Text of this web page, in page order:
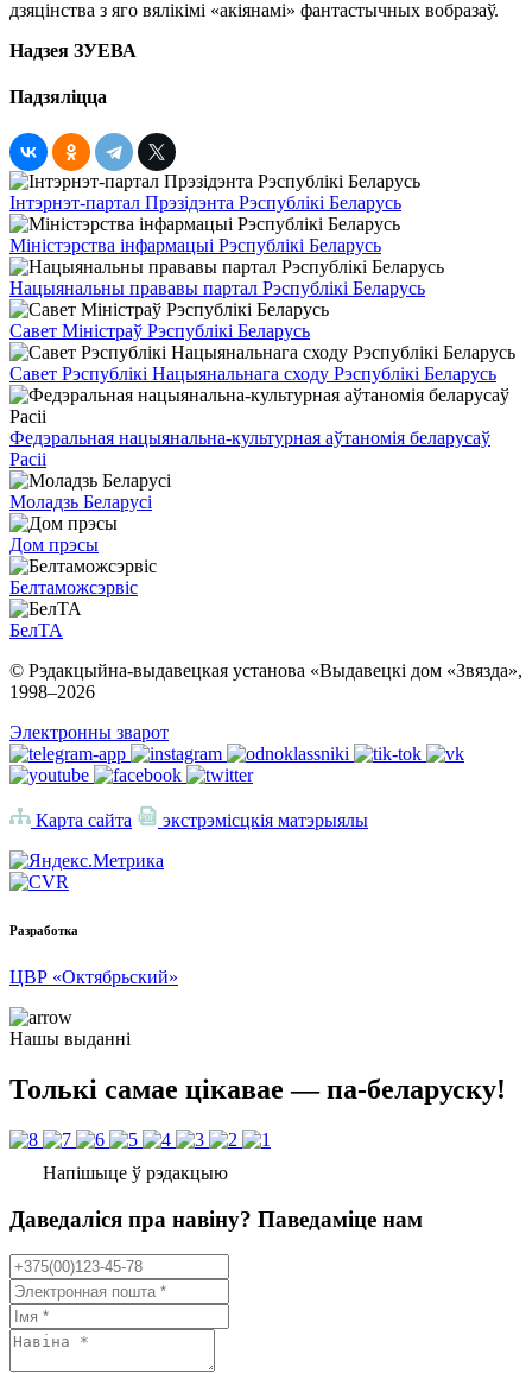
дзяцінства з яго вялікімі «акіянамі» фантастычных вобразаў.
Надзея ЗУЕВА
Падзяліцца
Інтэрнэт-партал Прэзідэнта Рэспублікі Беларусь
Міністэрства інфармацыі Рэспублікі Беларусь
Нацыянальны прававы партал Рэспублікі Беларусь
Савет Міністраў Рэспублікі Беларусь
Савет Рэспублікі Нацыянальнага сходу Рэспублікі Беларусь
Федэральная нацыянальна-культурная аўтаномія беларусаў
Расіі
Моладзь Беларусі
Дом прэсы
Белтаможсэрвіс
БелТА
© Рэдакцыйна-выдавецкая установа «Выдавецкі дом «Звязда»,
1998–2026
Электронны зварот
Карта сайта экстрэмісцкія матэрыялы
Разработка
ЦВР «Октябрьский»
Нашы выданні
Толькі самае цікавае — па-беларуску!
Напішыце ў рэдакцыю
Даведаліся пра навіну? Паведаміце нам